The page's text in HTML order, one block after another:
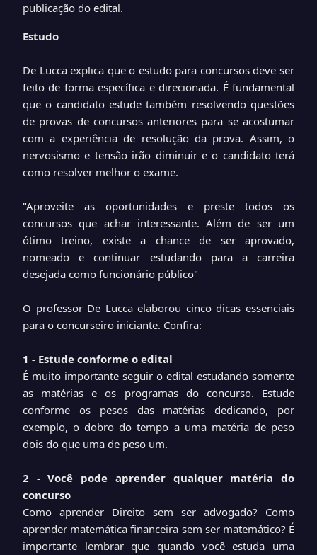
publicação do edital.
Estudo
De Lucca explica que o estudo para concursos deve ser
feito de forma específica e direcionada. É fundamental
que o candidato estude também resolvendo questões
de provas de concursos anteriores para se acostumar
com a experiência de resolução da prova. Assim, o
nervosismo e tensão irão diminuir e o candidato terá
como resolver melhor o exame.
"Aproveite as oportunidades e preste todos os
concursos que achar interessante. Além de ser um
ótimo treino, existe a chance de ser aprovado,
nomeado e continuar estudando para a carreira
desejada como funcionário público"
O professor De Lucca elaborou cinco dicas essenciais
para o concurseiro iniciante. Confira:
1 - Estude conforme o edital
É muito importante seguir o edital estudando somente
as matérias e os programas do concurso. Estude
conforme os pesos das matérias dedicando, por
exemplo, o dobro do tempo a uma matéria de peso
dois do que uma de peso um.
2 - Você pode aprender qualquer matéria do
concurso
Como aprender Direito sem ser advogado? Como
aprender matemática financeira sem ser matemático? É
importante lembrar que quando você estuda uma